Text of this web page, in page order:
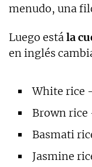
menudo, una
Luego estála
en inglés
White rice
Brown
Basmati
Jasmine